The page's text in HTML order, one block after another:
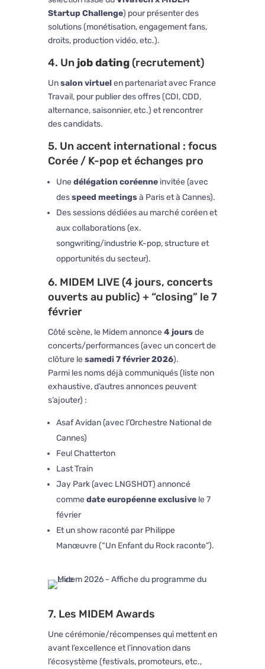
Startup Challenge) pour présenter des
solutions (monétisation, engagement fans,
droits, production vidéo, etc.).
4. Un job dating(recrutement)
Unsalon virtuelen partenariat avec France
Travail, pour publier des offres (CDI, CDD,
alternance, saisonnier, etc.) et rencontrer
des candidats.
5. Un accent international : focus
Corée / K-pop et échanges pro
Unedélégation coréenneinvitée (avec
desspeed meetingsà Paris et à Cannes).
Des sessions dédiées au marché coréen et
aux collaborations (ex.
songwriting/industrie K-pop, structure et
opportunités du secteur).
6. MIDEM LIVE (4 jours, concerts
ouverts au public) + “closing” le 7
février
Côté scène, le Midem annonce4 joursde
concerts/performances (avec un concert de
clôture lesamedi 7 février 2026).
Parmi les noms déjà communiqués (liste non
exhaustive, d’autres annonces peuvent
s’ajouter) :
Asaf Avidan(avec l’Orchestre National de
Cannes)
Feu! Chatterton
Last Train
Jay Park(avec LNGSHOT) annoncé
commedate européenne exclusivele 7
février
Et un show raconté par Philippe
Manœuvre(“Un Enfant du Rock raconte”).
7. Les MIDEM Awards
Une cérémonie/récompenses qui mettent en
avant l’excellence et l’innovation dans
l’écosystème (festivals, promoteurs, etc.,